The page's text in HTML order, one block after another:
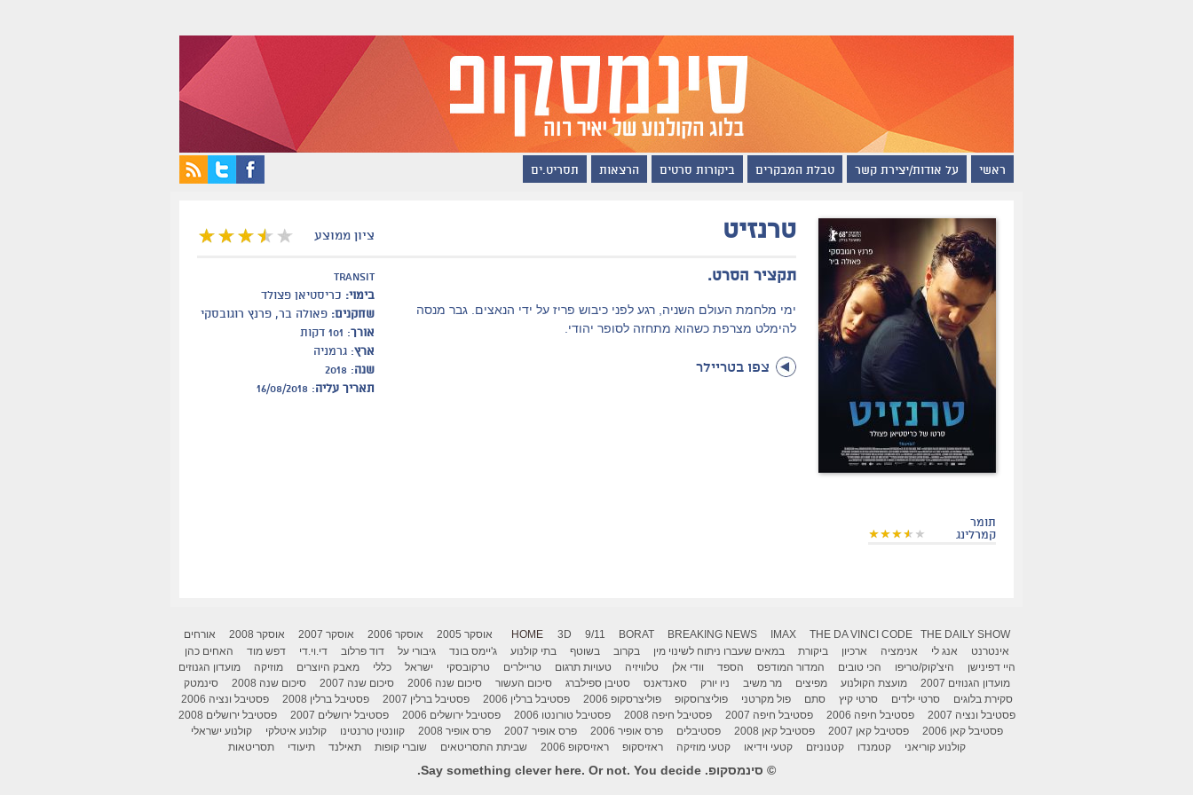
ראשי על אודות/יצירת קשר טבלת המבקרים ביקורות סרטים הרצאות תסריט.ים
ציון ממוצע טרנזיט
transit
בימוי: כריסטיאן פצולד
שחקנים: פאולה בר, פרנץ רוגובסקי
אורך: 101 דקות
ארץ: גרמניה
שנה: 2018
תאריך עליה: 16/08/2018
תקציר הסרט.
ימי מלחמת העולם השניה, רגע לפני כיבוש פריז על ידי הנאצים. גבר מנסה
להימלט מצרפת כשהוא מתחזה לסופר יהודי.
צפו בטריילר
תומר
קמרלינג
HOME 3D 9/11 BORAT BREAKING NEWS IMAX THE DA VINCI CODE THE DAILY SHOW אוסקר 2005 אוסקר 2006 אוסקר 2007 אוסקר 2008
אורחים
אינטרנט
אנג לי אנימציה ארכיון ביקורת במאים שעברו ניתוח לשינוי מין בקרוב בשוטף בתי קולנוע ג'יימס בונד גיבורי על דוד פרלוב די.וי.די דפש מוד
האחים כהן
היי דפינישן
היצ'קוק/טריפו הכי טובים המדור המודפס הספד וודי אלן טלוויזיה טעויות תרגום טריילרים טרקובסקי ישראל כללי מאבק היוצרים מוזיקה
מועדון הגנוזים
מועדון הגנוזים 2007
מועצת הקולנוע מפיצים מר משיב ניו יורק סאנדאנס סטיבן ספילברג סיכום העשור סיכום שנה 2006 סיכום שנה 2007 סיכום שנה 2008
סינמטק
סקירת בלוגים
סרטי ילדים סרטי קיץ סתם פול מקרטני פוליצרוסקופ פוליצרסקופ 2006 פסטיבל ברלין 2006 פסטיבל ברלין 2007 פסטיבל ברלין 2008
פסטיבל ונציה 2006
פסטיבל ונציה 2007
פסטיבל חיפה 2006 פסטיבל חיפה 2007 פסטיבל חיפה 2008 פסטיבל טורונטו 2006 פסטיבל ירושלים 2006 פסטיבל ירושלים 2007
פסטיבל ירושלים 2008
פסטיבל קאן 2006
פסטיבל קאן 2007 פסטיבל קאן 2008 פסטיבלים פרס אופיר 2006 פרס אופיר 2007 פרס אופיר 2008 קוונטין טרנטינו קולנוע איטלקי
קולנוע ישראלי
קולנוע קוריאני
קטמנדו קטנוניזם קטעי וידיאו קטעי מוזיקה ראזיסקופ ראזיסקופ 2006 שביתת התסריטאים שוברי קופות תאילנד תיעודי תסריטאות
© סינמסקופ. Say something clever here. Or not. You decide.